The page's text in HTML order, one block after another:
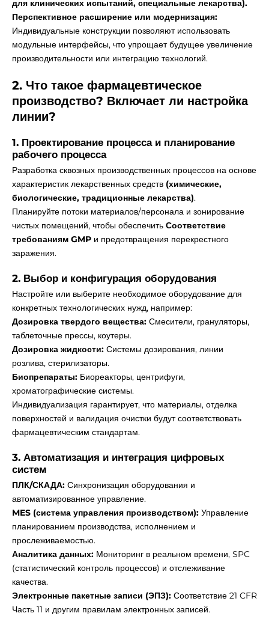
для клинических испытаний, специальные лекарства).
Перспективное расширение или модернизация:
Индивидуальные конструкции позволяют использовать
модульные интерфейсы, что упрощает будущее увеличение
производительности или интеграцию технологий.
2. Что такое фармацевтическое
производство? Включает ли настройка
линии?
1. Проектирование процесса и планирование
рабочего процесса
Разработка сквозных производственных процессов на основе
характеристик лекарственных средств (химические,
биологические, традиционные лекарства).
Планируйте потоки материалов/персонала и зонирование
чистых помещений, чтобы обеспечить Соответствие
требованиям GMP и предотвращения перекрестного
заражения.
2. Выбор и конфигурация оборудования
Настройте или выберите необходимое оборудование для
конкретных технологических нужд, например:
Дозировка твердого вещества: Смесители, грануляторы,
таблеточные прессы, коутеры.
Дозировка жидкости: Системы дозирования, линии
розлива, стерилизаторы.
Биопрепараты: Биореакторы, центрифуги,
хроматографические системы.
Индивидуализация гарантирует, что материалы, отделка
поверхностей и валидация очистки будут соответствовать
фармацевтическим стандартам.
3. Автоматизация и интеграция цифровых
систем
ПЛК/СКАДА: Синхронизация оборудования и
автоматизированное управление.
MES (система управления производством): Управление
планированием производства, исполнением и
прослеживаемостью.
Аналитика данных: Мониторинг в реальном времени, SPC
(статистический контроль процессов) и отслеживание
качества.
Электронные пакетные записи (ЭПЗ): Соответствие 21 CFR
Часть 11 и другим правилам электронных записей.